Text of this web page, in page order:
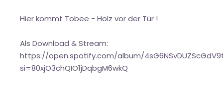
Hier kommt Tobee - Holz vor der Tür !
Als Download & Stream:
https://open.spotify.com/album/
si=80xjO3chQIO1jDqbgM6wkQ